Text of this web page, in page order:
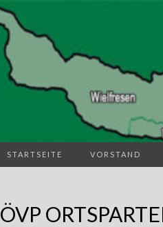
STARTSEITE VORSTAND
ÖVP